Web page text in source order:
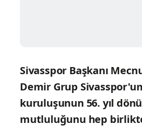
Sivasspor Başkanı
Demir Grup
kuruluşunun 56. yıl
mutluluğunu hep